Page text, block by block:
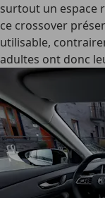
surtout un espace
ce crossover
utilisable,
adultes ont donc